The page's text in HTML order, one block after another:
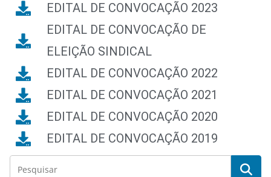
EDITAL DE CONVOCAÇÃO 2023
EDITAL DE CONVOCAÇÃO DE
ELEIÇÃO SINDICAL
EDITAL DE CONVOCAÇÃO 2022
EDITAL DE CONVOCAÇÃO 2021
EDITAL DE CONVOCAÇÃO 2020
EDITAL DE CONVOCAÇÃO 2019